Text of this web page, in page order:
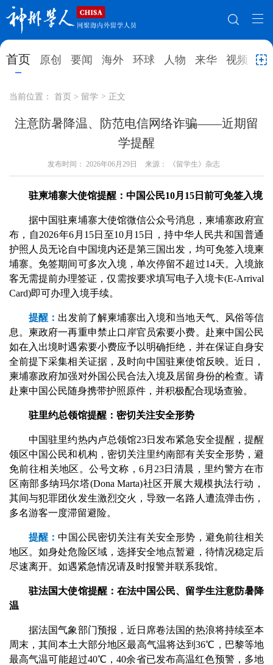
首页 原创 要闻 海外 环球 人物 来华 视频 教
网站地图
首页 原创
环球 人物 来华 视频
就业创业 合作办学
综合 深度 专题 实用信息
招聘信息 更多数据
当前位置： 首页 > 留学 > 正文
注意防暑降温、防范电信网络诈骗——近期留
学提醒
发布时间： 2026年06月29日 来源： 《留学生》杂志
驻柬埔寨大使馆提醒：中国公民10月15日前可免签入境
据中国驻柬埔寨大使馆微信公众号消息，柬埔寨政府宣
布，自2026年6月15日至10月15日，持中华人民共和国普通
护照人员无论自中国境内还是第三国出发，均可免签入境柬
埔寨。免签期间可多次入境，单次停留不超过14天。入境旅
客无需提前办理签证，仅需按要求填写电子入境卡(E-Arrival
Card)即可办理入境手续。
提醒： 出发前了解柬埔寨出入境和当地天气、风俗等信
息。柬政府一再重申禁止口岸官员索要小费。赴柬中国公民
如在入出境时遇索要小费应予以明确拒绝，并在保证自身安
全前提下采集相关证据，及时向中国驻柬使馆反映。近日，
柬埔寨政府加强对外国公民合法入境及居留身份的检查。请
赴柬中国公民随身携带护照原件，并积极配合现场查验。
驻里约总领馆提醒：密切关注安全形势
中国驻里约热内卢总领馆23日发布紧急安全提醒，提醒
领区中国公民和机构，密切关注里约南部有关安全形势，避
免前往相关地区。公号文称，6月23日清晨，里约警方在市
区南部多纳玛尔塔(Dona Marta)社区开展大规模执法行动，
其间与犯罪团伙发生激烈交火，导致一名路人遭流弹击伤，
多名游客一度滞留避险。
提醒：中国公民密切关注有关安全形势，避免前往相关
地区。如身处危险区域，选择安全地点暂避，待情况稳定后
尽速离开。如遇紧急情况请及时报警并联系我馆。
驻法国大使馆提醒：在法中国公民、留学生注意防暑降
温
据法国气象部门预报，近日席卷法国的热浪将持续至本
周末，其间本土大部分地区最高气温将达到36℃，巴黎等地
最高气温可能超过40℃，40余省已发布高温红色预警，多地